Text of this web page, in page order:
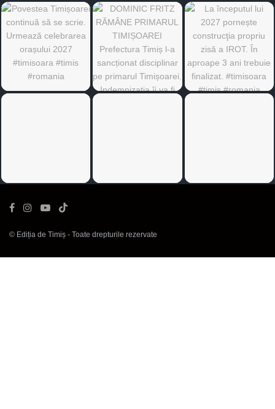
© Ediția de Timiș - Toate drepturile rezervate